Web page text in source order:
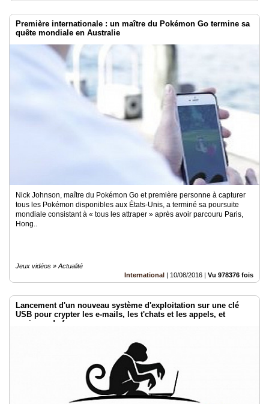
Première internationale : un maître du Pokémon Go termine sa
quête mondiale en Australie
Nick Johnson, maître du Pokémon Go et première personne à capturer
tous les Pokémon disponibles aux États-Unis, a terminé sa poursuite
mondiale consistant à « tous les attraper » après avoir parcouru Paris,
Hong..
Jeux vidéos » Actualité
International | 10/08/2016 | Vu 978376 fois
Lancement d'un nouveau système d'exploitation sur une clé
USB pour crypter les e-mails, les t'chats et les appels, et
naviguer de façon anonyme